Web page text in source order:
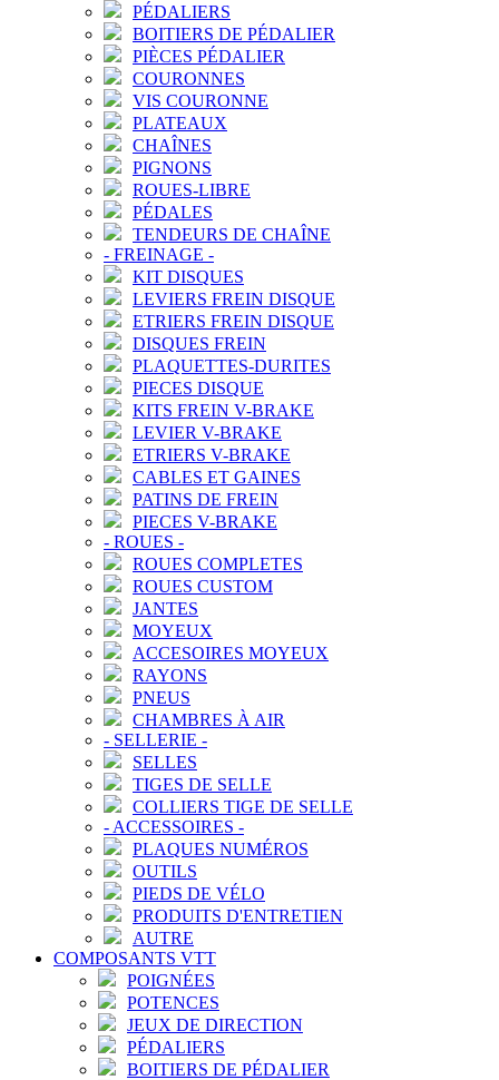
PÉDALIERS
BOITIERS DE PÉDALIER
PIÈCES PÉDALIER
COURONNES
VIS COURONNE
PLATEAUX
CHAÎNES
PIGNONS
ROUES-LIBRE
PÉDALES
TENDEURS DE CHAÎNE
- FREINAGE -
KIT DISQUES
LEVIERS FREIN DISQUE
ETRIERS FREIN DISQUE
DISQUES FREIN
PLAQUETTES-DURITES
PIECES DISQUE
KITS FREIN V-BRAKE
LEVIER V-BRAKE
ETRIERS V-BRAKE
CABLES ET GAINES
PATINS DE FREIN
PIECES V-BRAKE
- ROUES -
ROUES COMPLETES
ROUES CUSTOM
JANTES
MOYEUX
ACCESOIRES MOYEUX
RAYONS
PNEUS
CHAMBRES À AIR
- SELLERIE -
SELLES
TIGES DE SELLE
COLLIERS TIGE DE SELLE
- ACCESSOIRES -
PLAQUES NUMÉROS
OUTILS
PIEDS DE VÉLO
PRODUITS D'ENTRETIEN
AUTRE
COMPOSANTS VTT
POIGNÉES
POTENCES
JEUX DE DIRECTION
PÉDALIERS
BOITIERS DE PÉDALIER